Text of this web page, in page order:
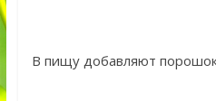
В пищу добавляют